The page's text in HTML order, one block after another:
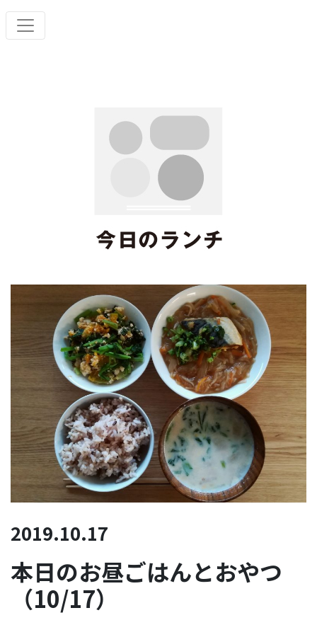
2019.10.17
本日のお昼ごはんとおやつ
（10/17）